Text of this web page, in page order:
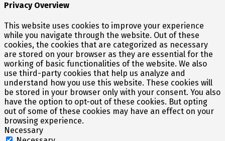
Privacy Overview
This website uses cookies to improve your experience
while you navigate through the website. Out of these
cookies, the cookies that are categorized as necessary
are stored on your browser as they are essential for the
working of basic functionalities of the website. We also
use third-party cookies that help us analyze and
understand how you use this website. These cookies will
be stored in your browser only with your consent. You also
have the option to opt-out of these cookies. But opting
out of some of these cookies may have an effect on your
browsing experience.
Necessary